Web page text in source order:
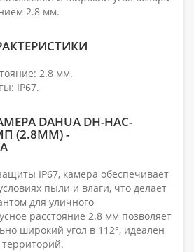
2.8 мм.
2.8 мм.
IP67.
DAHUA DH-HAC-
(2.8ММ) -
IP67, камера обеспечивает
пыли и влаги, что делает
для уличного
расстояние 2.8 мм позволяет
широкий угол в 112°, идеален